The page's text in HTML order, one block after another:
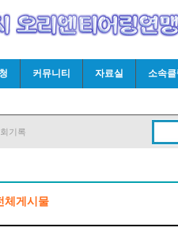
커뮤니티 자료실 소속
기록
체게시물